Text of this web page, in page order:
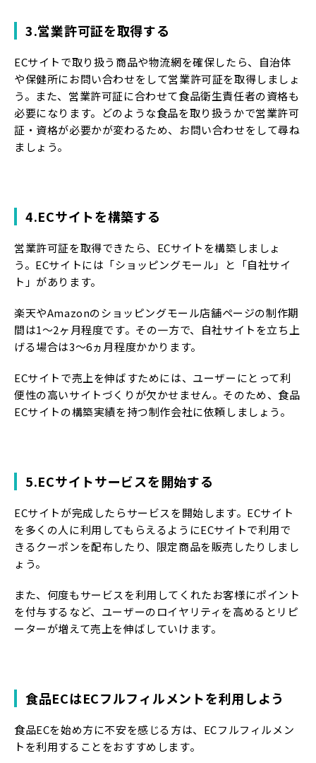
3.営業許可証を取得する
ECサイトで取り扱う商品や物流網を確保したら、自治体
や保健所にお問い合わせをして営業許可証を取得しましょ
う。また、営業許可証に合わせて食品衛生責任者の資格も
必要になります。どのような食品を取り扱うかで営業許可
証・資格が必要かが変わるため、お問い合わせをして尋ね
ましょう。
4.ECサイトを構築する
営業許可証を取得できたら、ECサイトを構築しましょ
う。ECサイトには「ショッピングモール」と「自社サイ
ト」があります。
楽天やAmazonのショッピングモール店舗ページの制作期
間は1～2ヶ月程度です。その一方で、自社サイトを立ち上
げる場合は3～6ヵ月程度かかります。
ECサイトで売上を伸ばすためには、ユーザーにとって利
便性の高いサイトづくりが欠かせません。そのため、食品
ECサイトの構築実績を持つ制作会社に依頼しましょう。
5.ECサイトサービスを開始する
ECサイトが完成したらサービスを開始します。ECサイト
を多くの人に利用してもらえるようにECサイトで利用で
きるクーポンを配布したり、限定商品を販売したりしまし
ょう。
また、何度もサービスを利用してくれたお客様にポイント
を付与するなど、ユーザーのロイヤリティを高めるとリピ
ーターが増えて売上を伸ばしていけます。
食品ECはECフルフィルメントを利用しよう
食品ECを始め方に不安を感じる方は、ECフルフィルメン
トを利用することをおすすめします。